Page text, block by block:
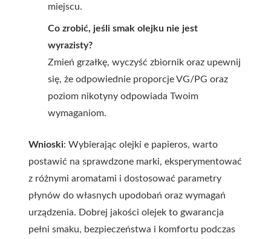
miejscu.
Co zrobić, jeśli smak olejku nie jest
wyrazisty?
Zmień grzałkę, wyczyść zbiornik oraz upewnij
się, że odpowiednie proporcje VG/PG oraz
poziom nikotyny odpowiada Twoim
wymaganiom.
Wnioski: Wybierając olejki e papieros, warto
postawić na sprawdzone marki, eksperymentować
z różnymi aromatami i dostosować parametry
płynów do własnych upodobań oraz wymagań
urządzenia. Dobrej jakości olejek to gwarancja
pełni smaku, bezpieczeństwa i komfortu podczas